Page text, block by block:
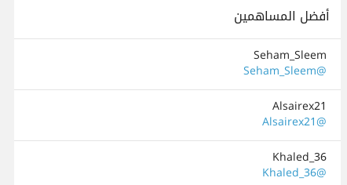
أفضل المساهمين
Seham_Sleem
@Seham_Sleem
Alsairex21
@Alsairex21
Khaled_36
@Khaled_36